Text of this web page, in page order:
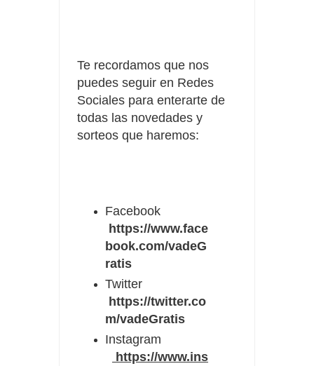
Te recordamos que nos
puedes seguir en Redes
Sociales para enterarte de
todas las novedades y
sorteos que haremos:
Facebook
https://www.face
book.com/vadeG
ratis
Twitter
https://twitter.co
m/vadeGratis
Instagram
https://www.ins